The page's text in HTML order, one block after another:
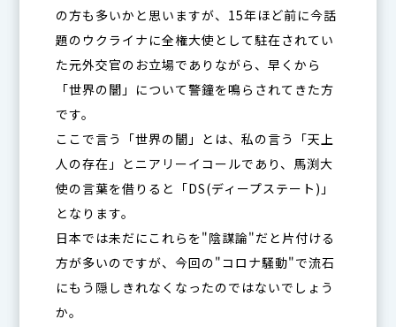
の方も多いかと思いますが、15年ほど前に今話
題のウクライナに全権大使として駐在されてい
た元外交官のお立場でありながら、早くから
「世界の闇」について警鐘を鳴らされてきた方
です。
ここで言う「世界の闇」とは、私の言う「天上
人の存在」とニアリーイコールであり、馬渕大
使の言葉を借りると「DS(ディープステート)」
となります。
日本では未だにこれらを"陰謀論"だと片付ける
方が多いのですが、今回の"コロナ騒動"で流石
にもう隠しきれなくなったのではないでしょう
か。